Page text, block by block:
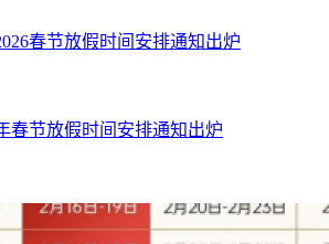
春节放假时间安排通知出炉
春节放假时间安排通知出炉